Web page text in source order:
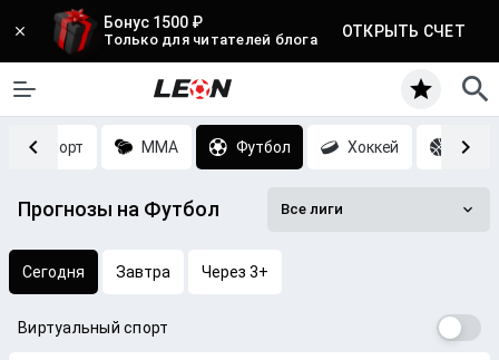
Бонус 1500 ₽
Только для читателей блога ОТКРЫТЬ СЧЕТ
MMA Футбол Хоккей
Прогнозы на Футбол Все лиги
Сегодня Завтра Через 3+
Виртуальный спорт